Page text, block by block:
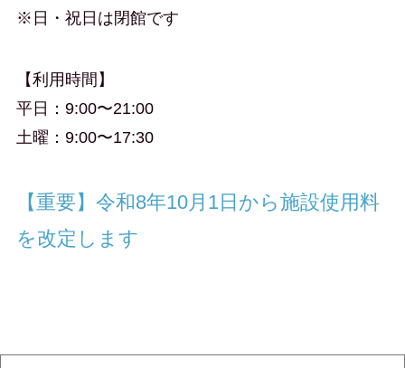
※日・祝日は閉館です
【利用時間】
平日：9:00〜21:00
土曜：9:00〜17:30
【重要】令和8年10月1日から施設使用料
を改定します